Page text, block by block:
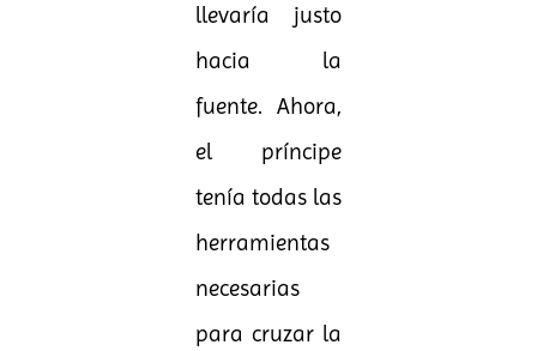
llevaría justo
hacia la
fuente. Ahora,
el príncipe
tenía todas las
herramientas
necesarias
para cruzar la